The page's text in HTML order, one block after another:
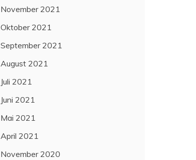
November 2021
Oktober 2021
September 2021
August 2021
Juli 2021
Juni 2021
Mai 2021
April 2021
November 2020